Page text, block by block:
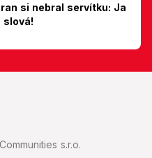
si nebral servítku: Ja
s.r.o.